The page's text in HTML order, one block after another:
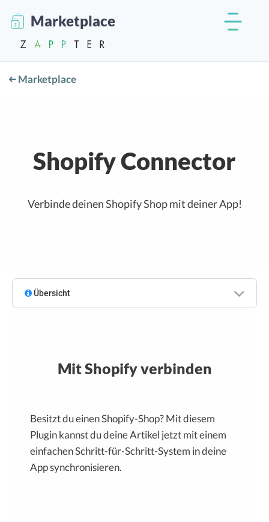
Marketplace
Marketplace
Shopify Connector
Verbinde deinen Shopify Shop mit deiner App!
Übersicht
Mit Shopify verbinden
Besitzt du einen Shopify-Shop? Mit diesem
Plugin kannst du deine Artikel jetzt mit einem
einfachen Schritt-für-Schritt-System in deine
App synchronisieren.